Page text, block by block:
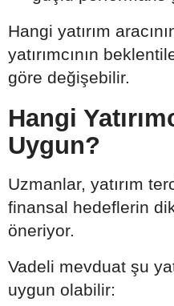
Hangi yatırım
yatırımcının
göre değişebilir.
Hangi
Uygun?
Uzmanlar, yatırım
finansal hedeflerin
öneriyor.
Vadeli mevduat şu
uygun olabilir: